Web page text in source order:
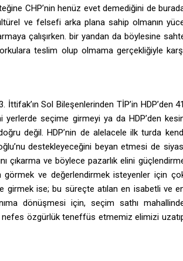
CHP’nin henüz evet demediğini de
ve felsefi arka plana sahip olmanın
çalışırken. bir yandan da böylesine
teslim olup olmama gerçekliğiyle
Sol Bileşenlerinden TİP’in HDP’den 41
seçime girmeyi ya da HDP’den
değil. HDP’nin de alelacele ilk turda
destekleyeceğini beyan etmesi de
çıkarma ve böylece pazarlık elini
ve değerlendirmek isteyenler için
girmek ise; bu süreçte atılan en isabetli ve
dönüşmesi için, seçim sathı
özgürlük teneffüs etmemiz elimizi